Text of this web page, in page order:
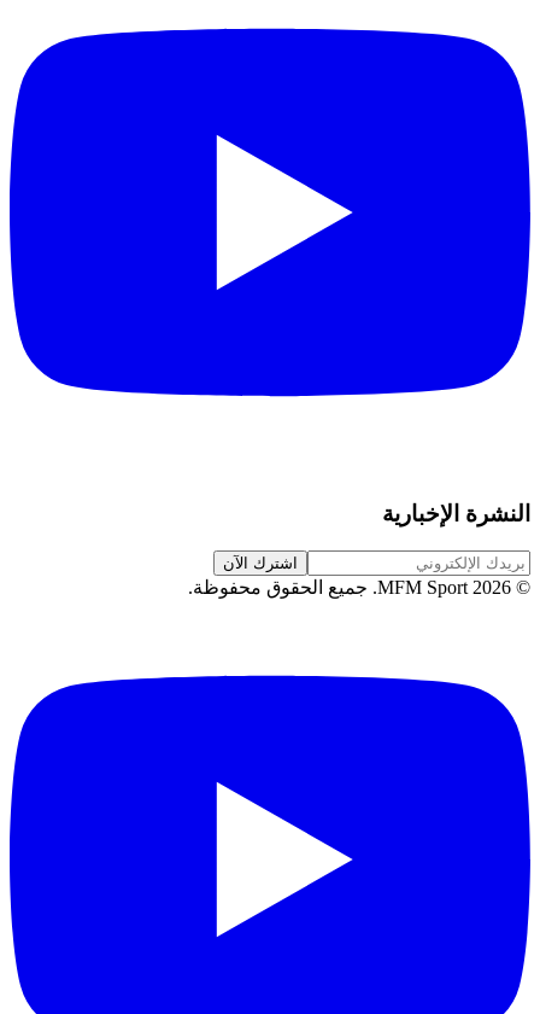
النشرة الإخبارية
اشترك الآن
©
2026 جميع الحقوق محفوظة.